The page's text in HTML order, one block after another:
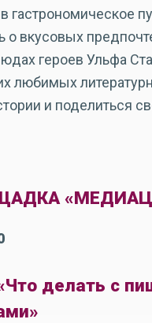
гастрономическое
о вкусовых
героев Ульфа
любимых
и поделиться
делать с